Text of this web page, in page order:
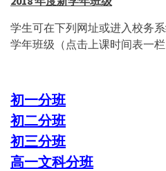
学生可在下列网址或进入校务
学年班级（点击上课时间表一栏
初一分班
初二分班
初三分班
高一文科分班